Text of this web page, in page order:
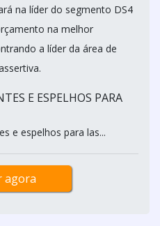
na líder do segmento DS4
na melhor
a líder da área de
E ESPELHOS PARA
e espelhos para las...
agora